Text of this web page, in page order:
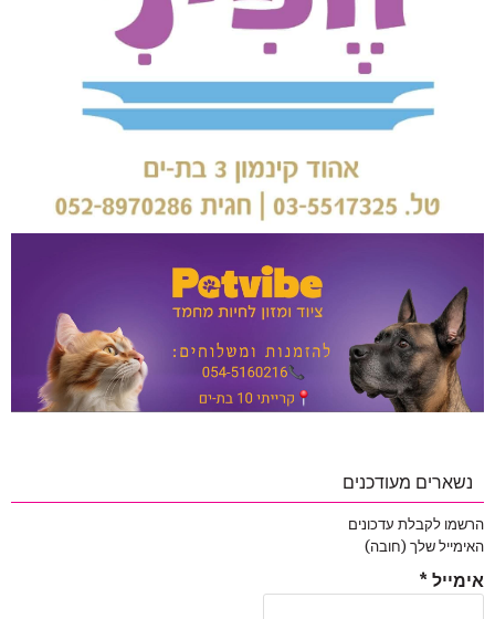
נשארים מעודכנים
הרשמו לקבלת עדכונים
האימייל שלך (חובה)
אימייל *